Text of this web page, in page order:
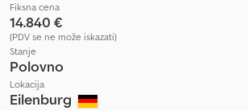
Fiksna cena
14.840 €
(PDV se ne može iskazati)
Stanje
Polovno
Lokacija
Eilenburg